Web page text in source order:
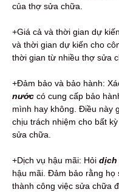
của thợ sửa chữa.
+Giá cả và thời gian dự
và thời gian dự kiến ​​cho
thời gian từ nhiều thợ sửa
+Đảm bảo và bảo hành:
nước có cung cấp bảo
mình hay không. Điều này
chịu trách nhiệm cho bất
sửa chữa.
+Dịch vụ hậu mãi: Hỏi dịch
hậu mãi. Đảm bảo rằng họ
thành công việc sửa chữa